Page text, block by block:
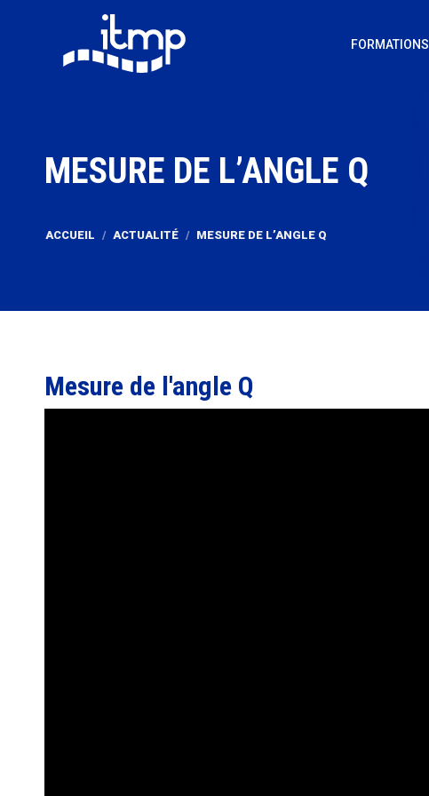
FORMATIONS
MESURE DE L’ANGLE Q
ACCUEIL ACTUALITÉ MESURE DE L’ANGLE Q
Mesure de l'angle Q